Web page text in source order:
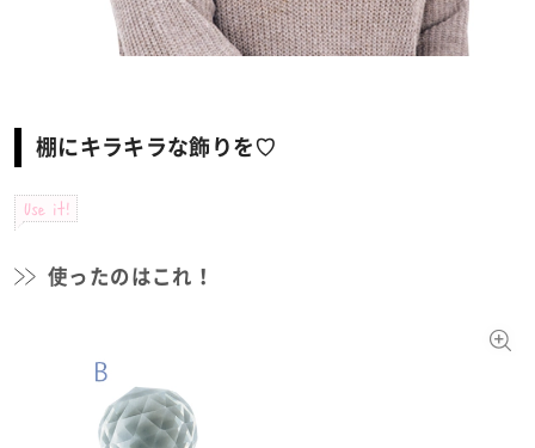
棚にキラキラな飾りを♡
Use it!
使ったのはこれ！